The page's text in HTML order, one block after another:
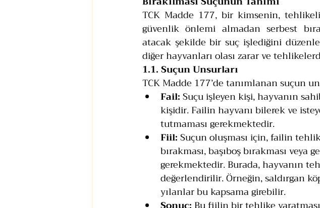
TCK Madde 177, bir kimsenin,
güvenlik önlemi almadan serbest
atacak şekilde bir suç işlediğini
diğer hayvanları olası zarar ve
1.1. Suçun Unsurları
TCK Madde 177’de tanımlanan suçun
Fail: Suçu işleyen kişi, hayvanın
kişidir. Failin hayvanı bilerek ve
tutmaması gerekmektedir.
Fiil: Suçun oluşması için, failin
bırakması, başıboş bırakması
gerekmektedir. Burada, hayvanın
değerlendirilir. Örneğin, saldırgan
yılanlar bu kapsama girebilir.